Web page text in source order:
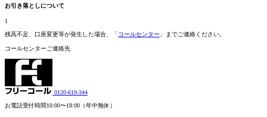
お引き落としについて
1
残高不足、口座変更等が発生した場合、「コールセンター 」までご連絡ください。
コールセンターご連絡先
0120-619-344
お電話受付時間10:00〜18:00（年中無休）